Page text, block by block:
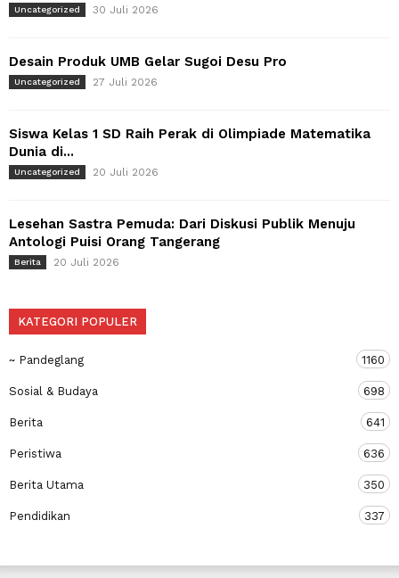
Uncategorized 30 Juli 2026
Desain Produk UMB Gelar Sugoi Desu Pro
Uncategorized 27 Juli 2026
Siswa Kelas 1 SD Raih Perak di Olimpiade Matematika
Dunia di...
Uncategorized 20 Juli 2026
Lesehan Sastra Pemuda: Dari Diskusi Publik Menuju
Antologi Puisi Orang Tangerang
Berita 20 Juli 2026
KATEGORI POPULER
~ Pandeglang 1160
Sosial & Budaya 698
Berita 641
Peristiwa 636
Berita Utama 350
Pendidikan 337